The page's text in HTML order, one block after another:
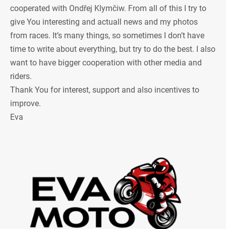
cooperated with Ondřej Klymčiw. From all of this I try to
give You interesting and actuall news and my photos
from races. It’s many things, so sometimes I don’t have
time to write about everything, but try to do the best. I also
want to have bigger cooperation with other media and
riders.
Thank You for interest, support and also incentives to
improve.
Eva